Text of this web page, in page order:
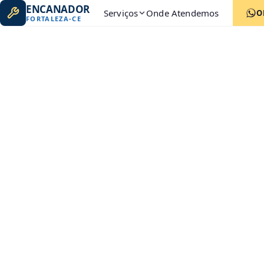
ENCANADOR
FORTALEZA-CE Serviços Onde Atendemos